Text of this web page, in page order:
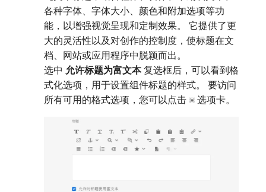
各种字体、字体大小、颜色和附加选项等功
能，以增强视觉呈现和定制效果。 它提供了更
大的灵活性以及对创作的控制度，使标题在文
档、网站或应用程序中脱颖而出。
选中​ 允许标题为富文本​复选框后，可以看到格
式化选项，用于设置组件标题的样式。 要访问
所有可用的格式选项，您可以点击
选项卡。